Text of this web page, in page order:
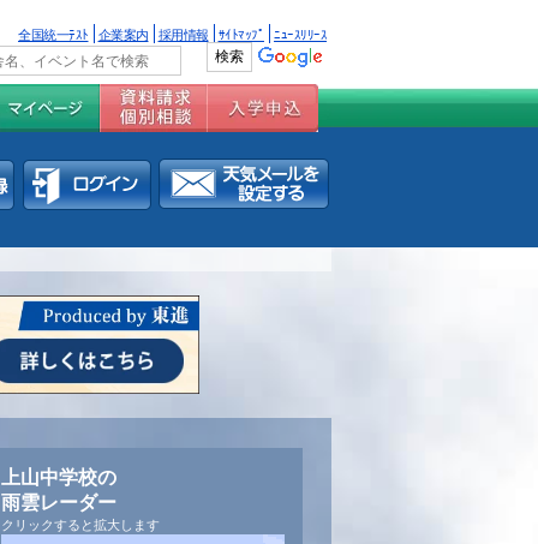
全国統一ﾃｽﾄ 企業案内 採用情報 ｻｲﾄﾏｯﾌﾟ ﾆｭｰｽﾘﾘｰｽ
上山中学校の
雨雲レーダー
クリックすると拡大します